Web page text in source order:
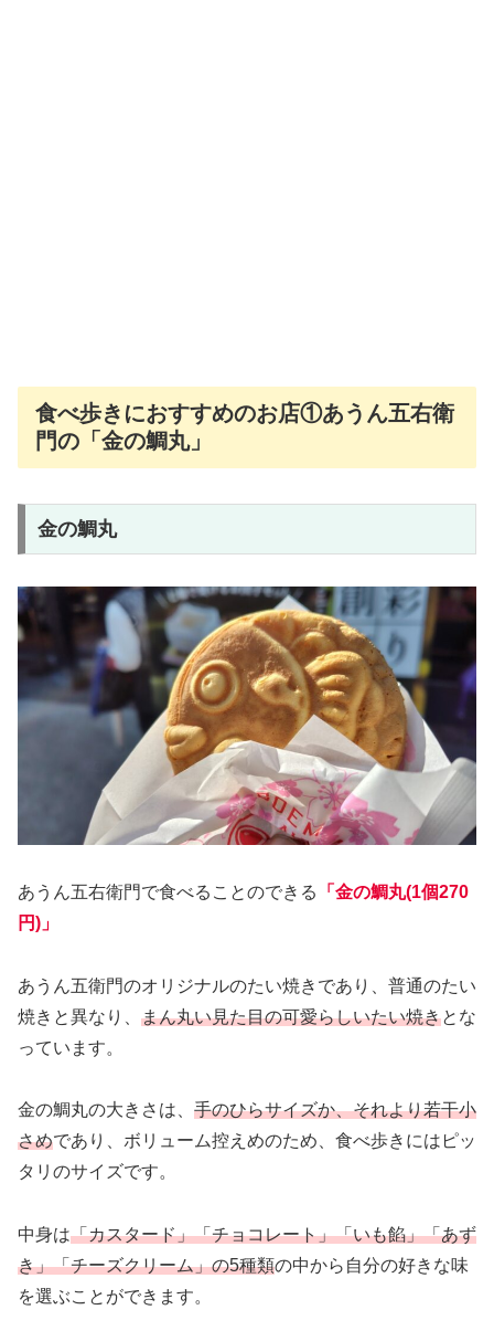
食べ歩きにおすすめのお店①あうん五右衛
門の「金の鯛丸」
金の鯛丸
あうん五右衛門で食べることのできる
「金の鯛丸(1個270
円)」
あうん五衛門のオリジナルのたい焼きであり、普通のたい
焼きと異なり、 まん丸い見た目の可愛らしいたい焼きとな
っています。
金の鯛丸の大きさは、 手のひらサイズか、それより若干小
さめであり、ボリューム控えめのため、食べ歩きにはピッ
タリのサイズです。
中身は「カスタード」「チョコレート」「いも餡」「あず
き」「チーズクリーム」の5種類の中から自分の好きな味
を選ぶことができます。